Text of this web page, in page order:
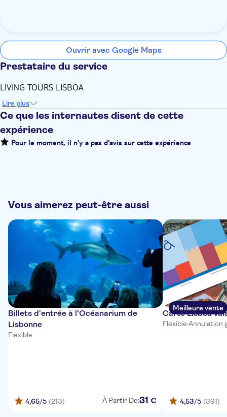
Ouvrir avec Google Maps
Prestataire du service
LIVING TOURS LISBOA
Lire plus
Ce que les internautes disent de cette
expérience
Pour le moment, il n'y a pas d'avis sur cette expérience
Vous aimerez peut-être aussi
Billets d'entrée à l'Océanarium de
Lisbonne
Flexible
4,65/5 (213) À Partir De:31 €
Meilleure vente
Carte Lisboa
Flexible·Annulation
4,53/5 (391)